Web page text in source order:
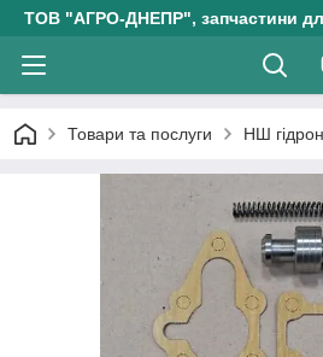
ТОВ "АГРО-ДНЕПР", запчастини
Товари та послуги НШ